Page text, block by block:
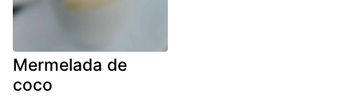
Mermelada de
coco